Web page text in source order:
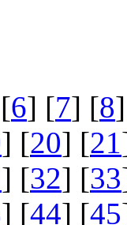
6] [7] [8
] [20] [21
] [32] [33
] [44] [45